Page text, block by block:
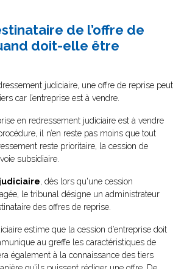
de l’offre de
doit-elle être
judiciaire, une offre de reprise peut
car l’entreprise est à vendre.
en redressement judiciaire est à vendre
il n’en reste pas moins que tout
reste prioritaire, la cession de
subsidiaire.
, dès lors qu'une cession
le tribunal désigne un administrateur
des offres de reprise.
estime que la cession d’entreprise doit
au greffe les caractéristiques de
également à la connaissance des tiers